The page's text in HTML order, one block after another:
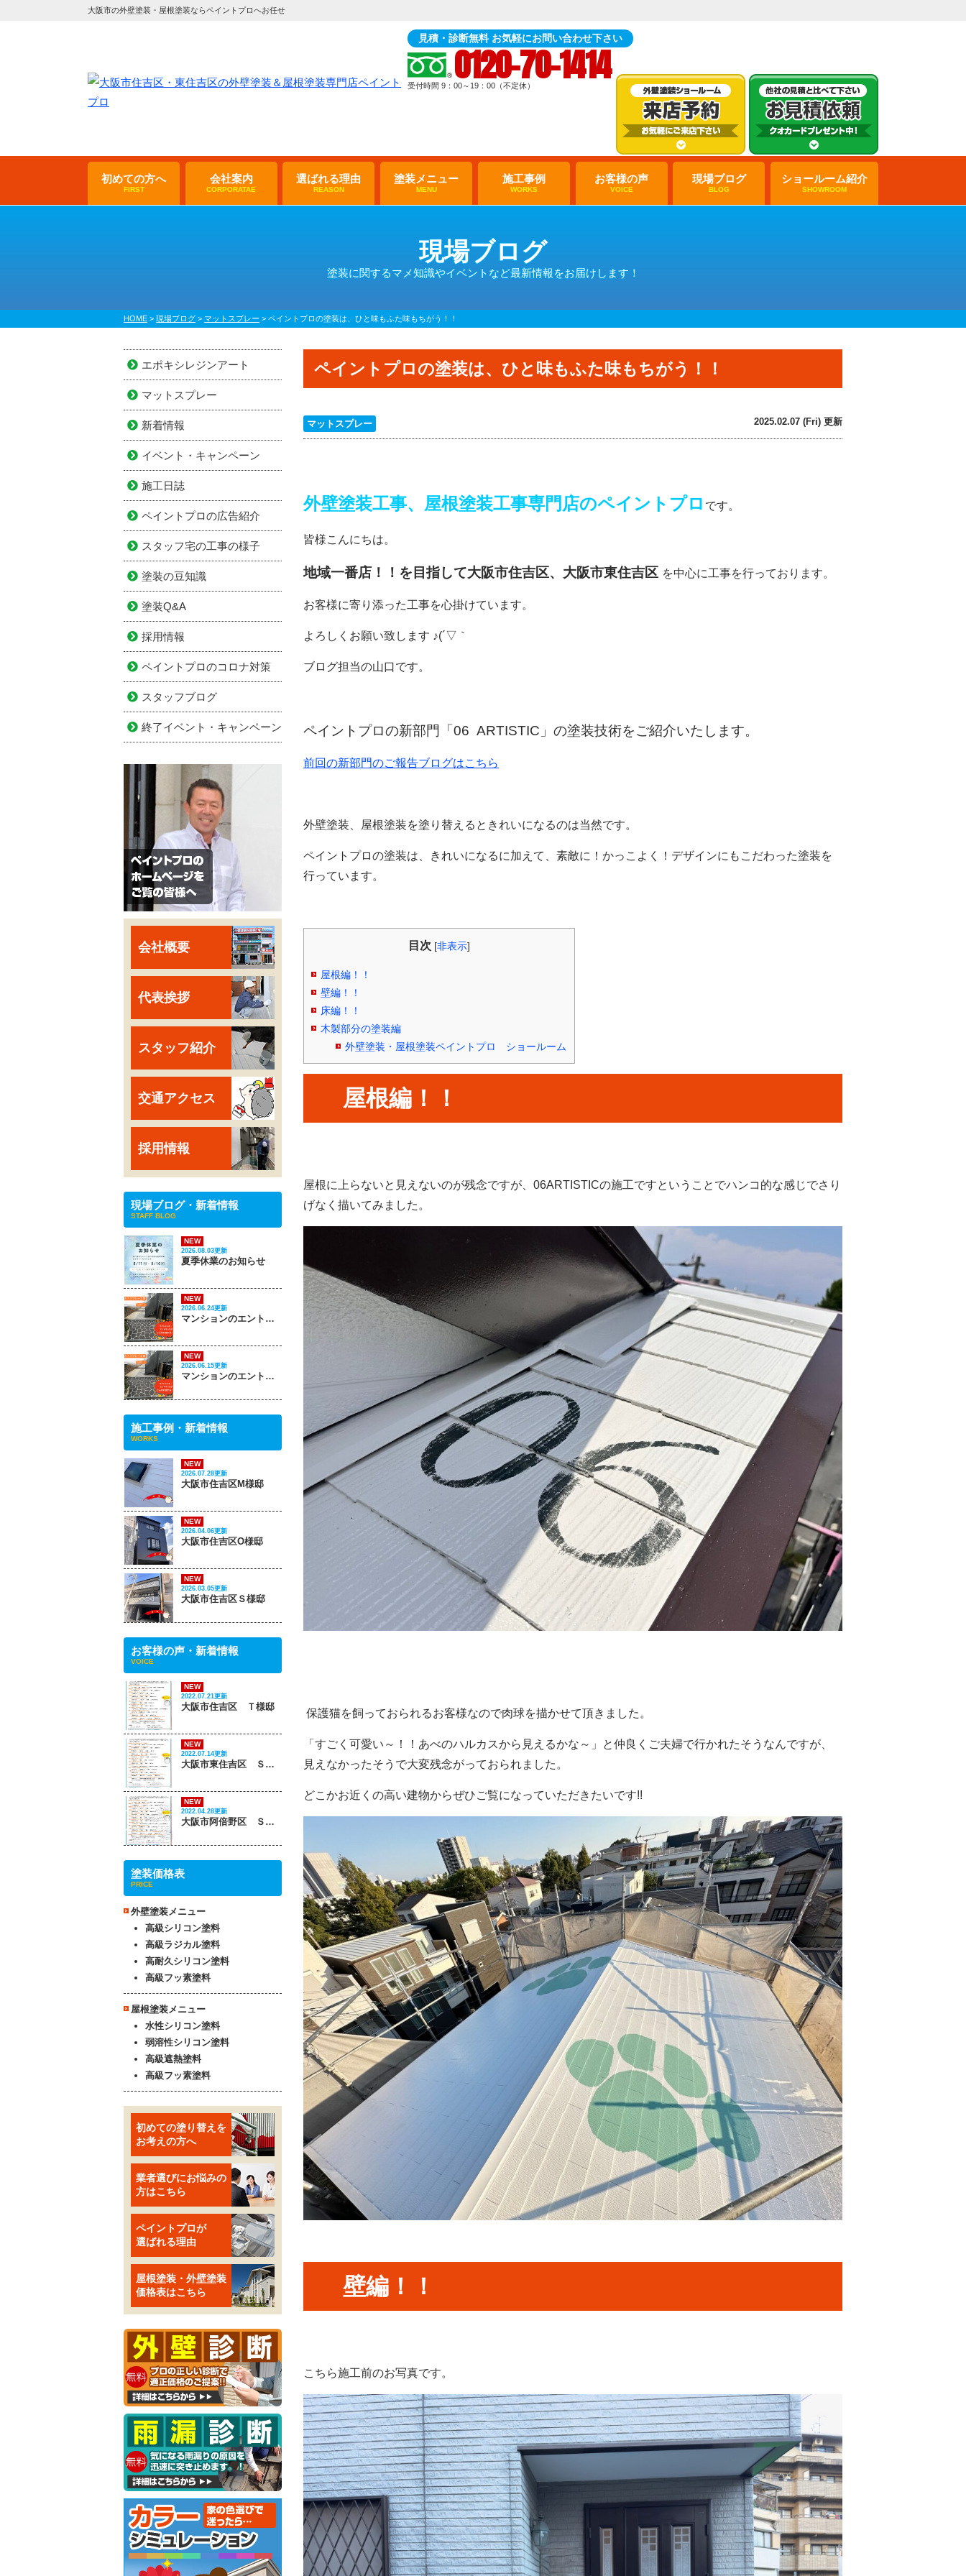
大阪市の外壁塗装・屋根塗装ならペイントプロへお任せ
見積・診断無料 お気軽にお問い合わせ下さい
0120-70-1414
受付時間 9：00～19：00（不定休）
初めての方へ
FIRST
会社案内
CORPORATAE
選ばれる理由
REASON
塗装メニュー
MENU
施工事例
WORKS
お客様の声
VOICE
現場ブログ
BLOG
ショールーム紹介
SHOWROOM
現場ブログ
塗装に関するマメ知識やイベントなど最新情報をお届けします！
HOME > 現場ブログ > マットスプレー > ペイントプロの塗装は、ひと味もふた味もちがう！！
ペイントプロの塗装は、ひと味もふた味もちがう！！
マットスプレー 2025.02.07 (Fri) 更新
外壁塗装工事、屋根塗装工事専門店のペイントプロ です。
皆様こんにちは。
地域一番店！！を目指して大阪市住吉区、大阪市東住吉区 を中心に工事を行っております。
お客様に寄り添った工事を心掛けています。
よろしくお願い致します ♪(´▽｀
ブログ担当の山口です。
ペイントプロの新部門「06 ARTISTIC」の塗装技術をご紹介いたします。
前回の新部門のご報告ブログはこちら
外壁塗装、屋根塗装を塗り替えるときれいになるのは当然です。
ペイントプロの塗装は、きれいになるに加えて、素敵に！かっこよく！デザインにもこだわった塗装を
行っています。
目次 [非表示]
屋根編！！
壁編！！
床編！！
木製部分の塗装編
外壁塗装・屋根塗装ペイントプロ ショールーム
屋根編！！
屋根に上らないと見えないのが残念ですが、06ARTISTICの施工ですということでハンコ的な感じでさり
げなく描いてみました。
保護猫を飼っておられるお客様なので肉球を描かせて頂きました。
「すごく可愛い～！！ あべのハルカスから見えるかな～」と仲良くご夫婦で行かれたそうなんですが、
見えなかったそうで大変残念がっておられました。
どこかお近くの高い建物からぜひご覧になっていただきたいです!!
壁編！！
こちら施工前のお写真です。
エポキシレジンアート
マットスプレー
新着情報
イベント・キャンペーン
施工日誌
ペイントプロの広告紹介
スタッフ宅の工事の様子
塗装の豆知識
塗装Q&A
採用情報
ペイントプロのコロナ対策
スタッフブログ
終了イベント・キャンペーン
会社概要
代表挨拶
スタッフ紹介
交通アクセス
採用情報
現場ブログ・新着情報
STAFF BLOG
NEW
2026.08.03更新
夏季休業のお知らせ
NEW
2026.06.24更新
マンションのエントランスがこんなに変わる‼ PART 2
NEW
2026.06.15更新
マンションのエントランスがこんなに変わる‼ PART 1
施工事例・新着情報
WORKS
NEW
2026.07.28更新
大阪市住吉区M様邸
NEW
2026.04.06更新
大阪市住吉区O様邸
NEW
2026.03.05更新
大阪市住吉区Ｓ様邸
お客様の声・新着情報
VOICE
NEW
2022.07.21更新
大阪市住吉区 Ｔ様邸
NEW
2022.07.14更新
大阪市東住吉区 Ｓ様邸
NEW
2022.04.28更新
大阪市阿倍野区 Ｓ様邸
塗装価格表
PRICE
外壁塗装メニュー
高級シリコン塗料
高級ラジカル塗料
高耐久シリコン塗料
高級フッ素塗料
屋根塗装メニュー
水性シリコン塗料
弱溶性シリコン塗料
高級遮熱塗料
高級フッ素塗料
初めての塗り替えを
お考えの方へ
業者選びにお悩みの
方はこちら
ペイントプロが
選ばれる理由
屋根塗装・外壁塗装
価格表はこちら